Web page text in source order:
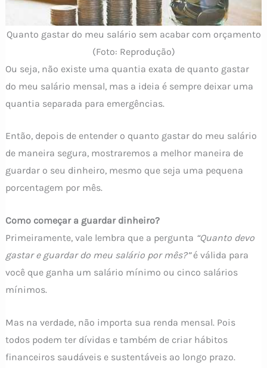
Quanto gastar do meu salário sem acabar com orçamento
(Foto: Reprodução)
Ou seja, não existe uma quantia exata de quanto gastar
do meu salário mensal, mas a ideia é sempre deixar uma
quantia separada para emergências.
Então, depois de entender o quanto gastar do meu salário
de maneira segura, mostraremos a melhor maneira de
guardar o seu dinheiro, mesmo que seja uma pequena
porcentagem por mês.
Como começar a guardar dinheiro?
Primeiramente, vale lembra que a pergunta “Quanto devo
gastar e guardar do meu salário por mês?”é válida para
você que ganha um salário mínimo ou cinco salários
mínimos.
Mas na verdade, não importa sua renda mensal. Pois
todos podem ter dívidas e também de criar hábitos
financeiros saudáveis e sustentáveis ao longo prazo.